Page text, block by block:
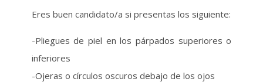
Eres buen candidato/a si presentas los siguiente:
-Pliegues de piel en los párpados superiores o
inferiores
-Ojeras o círculos oscuros debajo de los ojos